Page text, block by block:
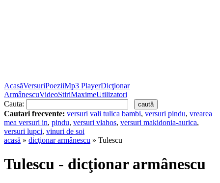
AcasăVersuriPoeziiMp3 PlayerDicţionar
ArmânescuVideoStiriMaximeUtilizatori
Cauta:
Cautari frecvente: versuri vali tulica bambi, versuri pindu, vrearea
mea versuri in, pindu, versuri vlahos, versuri makidonia-aurica,
versuri lupci, vinuri de soi
acasă » dicţionar armânescu » Tulescu
Tulescu - dicţionar armânescu